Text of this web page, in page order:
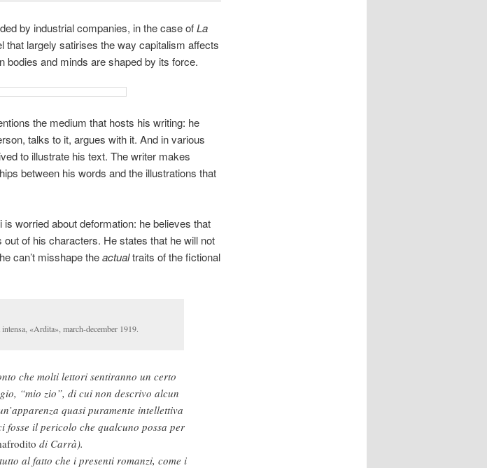
by industrial companies, in the case ofLa
that largely satirises the way capitalism affects
bodies and minds are shaped by its force.
the medium that hosts his writing: he
talks to it, argues with it. And in various
to illustrate his text. The writer makes
between his words and the illustrations that
is worried about deformation: he believes that
of his characters. He states that he will not
can’t misshape theactualtraits of the fictional
«Ardita», march-december 1919.
che molti lettori sentiranno un certo
“mio zio”, di cui non descrivo alcun
quasi puramente intellettiva
fosse il pericolo che qualcuno possa per
di Carrà).
al fatto che i presenti romanzi, come i